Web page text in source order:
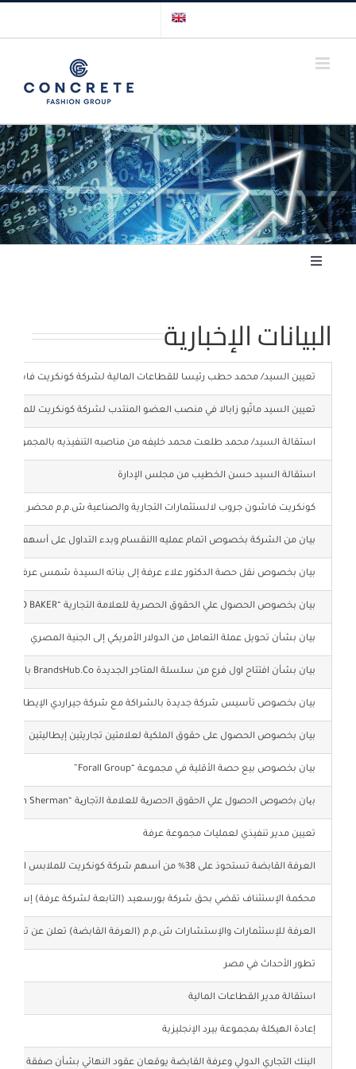
content
Toggle
النتائج المالية
البيانات الإخبارية
الإصدارات والتقارير الاستثمارية
حوكمة الشركة
حساب السهم
البيانات الإخبارية
تعيين السيد/ محمد حطب رئيسا للقطاعات المالية لشركة كونكريت
تعيين السيد ماتّيو زابالا في منصب العضو المنتدب لشركة كونكريت
استقالة السيد/ محمد طلعت محمد خليفه من مناصبه التنفيذيه بالمجموعة
استقالة السيد حسن الخطيب من مجلس الإدارة
كونكريت فاشون جروب لالستثمارات التجارية والصناعية ش.م.م محضر إجتماع مجلس
بيان من الشركة بخصوص اتمام عمليه االنقسام وبدء التداول على أسهم
بيان بخصوص نقل حصة الدكتور علاء عرفة إلى بناته السيدة شمس عرفة
بيان بخصوص الحصول علي الحقوق الحصرية للعلامة التجارية “TED BAKER”
بيان بشأن تحويل عملة التعامل من الدولار الأمريكي إلى الجنية المصري
بيان بشأن افتتاح اول فرع من سلسلة المتاجر الجديدة BrandsHub.Co بالسوق المصري
بيان بخصوص تأسيس شركة جديدة بالشراكة مع شركة جيراردي الإيطالية
بيان بخصوص الحصول على حقوق الملكية لعلامتين تجاريتين إيطاليتين
بيان بخصوص بيع حصة الأقلية في مجموعة “Forall Group”
ﺑﯾﺎن ﺑﺧﺻوص اﻟﺣﺻول ﻋﻠﻲ اﻟﺣﻘوق اﻟﺣﺻرﯾﺔ ﻟﻠﻌﻼﻣﺔ اﻟﺗﺟﺎرﯾﺔ “Ben Sherman”
تعيين مدير تنفيذي لعمليات مجموعة عرفة
العرفة القابضة تستحوذ على 38% من أسهم شركة كونكريت للملابس الجاهزة
محكمة الإستئناف تقضي بحق شركة بورسعيد (التابعة لشركة عرفة) إستغلال
العرفة للإستثمارات والإستشارات ش.م.م (العرفة القابضة) تعلن عن تغير
تطور الأحداث في مصر
استقالة مدير القطاعات المالية
إعادة الهيكلة بمجموعة بيرد الإنجليزية
البنك التجاري الدولي وعرفة القابضة يوقعان عقود النهائي بشأن صفقة